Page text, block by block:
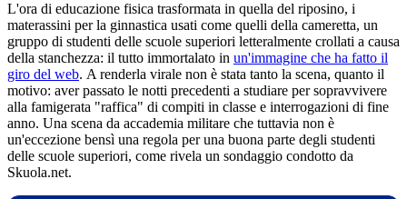
L'ora di educazione fisica trasformata in quella del riposino, i
materassini per la ginnastica usati come quelli della cameretta, un
gruppo di studenti delle scuole superiori letteralmente crollati a causa
della stanchezza: il tutto immortalato in un'immagine che ha fatto il
giro del web. A renderla virale non è stata tanto la scena, quanto il
motivo: aver passato le notti precedenti a studiare per sopravvivere
alla famigerata "raffica" di compiti in classe e interrogazioni di fine
anno. Una scena da accademia militare che tuttavia non è
un'eccezione bensì una regola per una buona parte degli studenti
delle scuole superiori, come rivela un sondaggio condotto da
Skuola.net.